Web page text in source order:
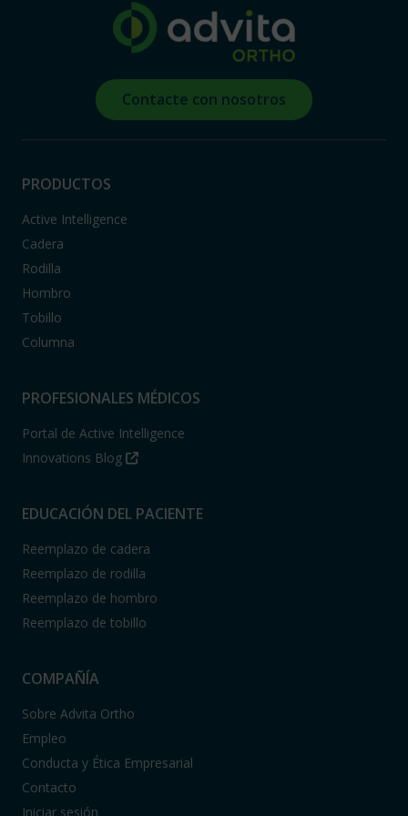
Contacte con nosotros
PRODUCTOS
Active Intelligence
Cadera
Rodilla
Hombro
Tobillo
Columna
PROFESIONALES MÉDICOS
Portal de Active Intelligence
Innovations Blog
EDUCACIÓN DEL PACIENTE
Reemplazo de cadera
Reemplazo de rodilla
Reemplazo de hombro
Reemplazo de tobillo
COMPAÑÍA
Sobre Advita Ortho
Empleo
Conducta y Ética Empresarial
Contacto
Iniciar sesión